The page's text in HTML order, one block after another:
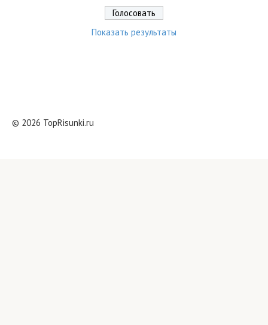
Показать результаты
© 2026 TopRisunki.ru